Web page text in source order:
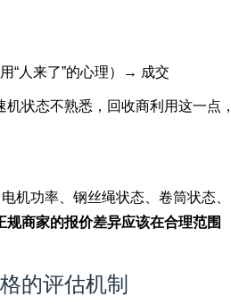
“人来了”的心理）→ 成交
状态不熟悉，回收商利用这一点，
机功率、钢丝绳状态、卷筒状态、
规商家的报价差异应该在合理范围
的评估机制